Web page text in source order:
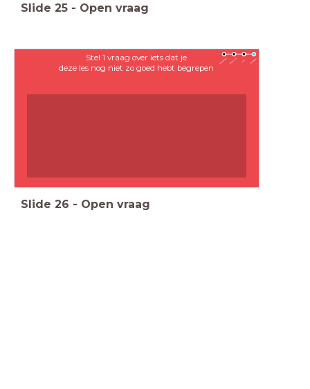
Slide 25 - Open vraag
Stel 1 vraag over iets dat je
deze les nog niet zo goed hebt begrepen
Slide 26 - Open vraag